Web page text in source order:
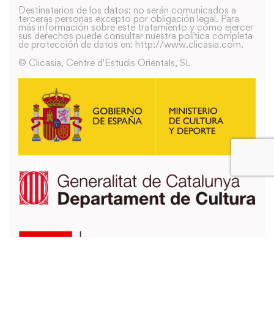
Destinatarios de los datos: no serán comunicados a
terceras personas excepto por obligación legal. Para
más información sobre este tratamiento y como ejercer
sus derechos puede consultar nuestra política completa
de protección de datos en: http://www.clicasia.com.
© Clicasia, Centre d'Estudis Orientals, SL